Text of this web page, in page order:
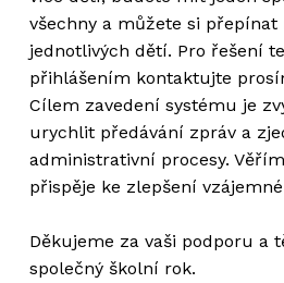
všechny a můžete si
jednotlivých dětí. Pro řešení
přihlášením kontaktujte
Cílem zavedení systému je
urychlit předávání zpráv a
administrativní procesy.
přispěje ke zlepšení
Děkujeme za vaši podporu a
společný školní rok.